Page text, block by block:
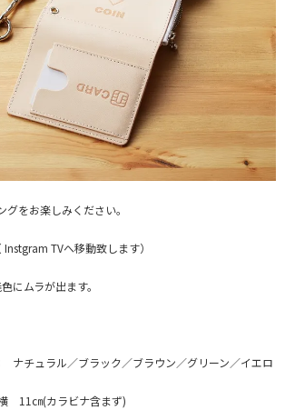
をお楽しみください。
Instgram TVへ移動致します）
にムラが出ます。
ナチュラル／ブラック／ブラウン／グリーン／イエロ
㎝(カラビナ含まず)